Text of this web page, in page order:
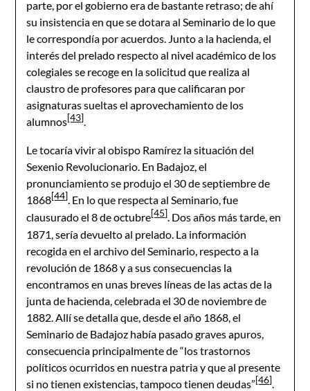
parte, por el gobierno era de bastante retraso; de ahí
su insistencia en que se dotara al Seminario de lo que
le correspondía por acuerdos. Junto a la hacienda, el
interés del prelado respecto al nivel académico de los
colegiales se recoge en la solicitud que realiza al
claustro de profesores para que calificaran por
asignaturas sueltas el aprovechamiento de los
alumnos[43].
Le tocaría vivir al obispo Ramírez la situación del
Sexenio Revolucionario. En Badajoz, el
pronunciamiento se produjo el 30 de septiembre de
1868[44]. En lo que respecta al Seminario, fue
clausurado el 8 de octubre[45]. Dos años más tarde, en
1871, sería devuelto al prelado. La información
recogida en el archivo del Seminario, respecto a la
revolución de 1868 y a sus consecuencias la
encontramos en unas breves líneas de las actas de la
junta de hacienda, celebrada el 30 de noviembre de
1882. Allí se detalla que, desde el año 1868, el
Seminario de Badajoz había pasado graves apuros,
consecuencia principalmente de “los trastornos
políticos ocurridos en nuestra patria y que al presente
si no tienen existencias, tampoco tienen deudas”[46].